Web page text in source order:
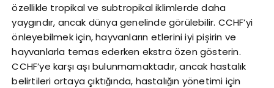
özellikle tropikal ve subtropikal iklimlerde daha
yaygındır, ancak dünya genelinde görülebilir. CCHF’yi
önleyebilmek için, hayvanların etlerini iyi pişirin ve
hayvanlarla temas ederken ekstra özen gösterin.
CCHF’ye karşı aşı bulunmamaktadır, ancak hastalık
belirtileri ortaya çıktığında, hastalığın yönetimi için